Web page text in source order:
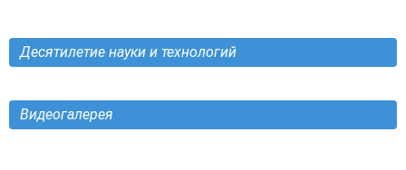
Десятилетие науки и технологий
Видеогалерея